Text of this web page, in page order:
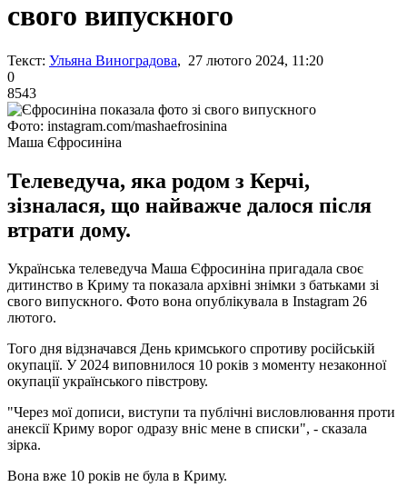
свого випускного
Текст: Ульяна Виноградова, 27 лютого 2024, 11:20
0
8543
Фото: instagram.com/mashaefrosinina
Маша Єфросиніна
Телеведуча, яка родом з Керчі,
зізналася, що найважче далося після
втрати дому.
Українська телеведуча Маша Єфросиніна пригадала своє
дитинство в Криму та показала архівні знімки з батьками зі
свого випускного. Фото вона опублікувала в Instagram 26
лютого.
Того дня відзначався День кримського спротиву російській
окупації. У 2024 виповнилося 10 років з моменту незаконної
окупації українського півстрову.
"Через мої дописи, виступи та публічні висловлювання проти
анексії Криму ворог одразу вніс мене в списки", - сказала
зірка.
Вона вже 10 років не була в Криму.